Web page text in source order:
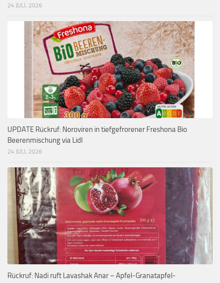
24 JULI, 2026
UPDATE Rückruf: Noroviren in tiefgefrorener Freshona Bio
Beerenmischung via Lidl
24 JULI, 2026
Rückruf: Nadi ruft Lavashak Anar – Apfel-Granatapfel-